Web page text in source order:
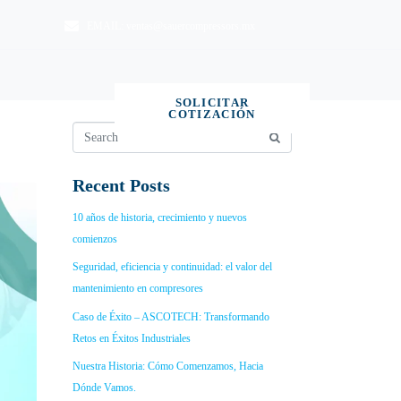
SOLICITAR
COTIZACIÓN
Recent Posts
10 años de historia, crecimiento y nuevos
comienzos
Seguridad, eficiencia y continuidad: el valor del
mantenimiento en compresores
Caso de Éxito – ASCOTECH: Transformando
Retos en Éxitos Industriales
Nuestra Historia: Cómo Comenzamos, Hacia
Dónde Vamos.